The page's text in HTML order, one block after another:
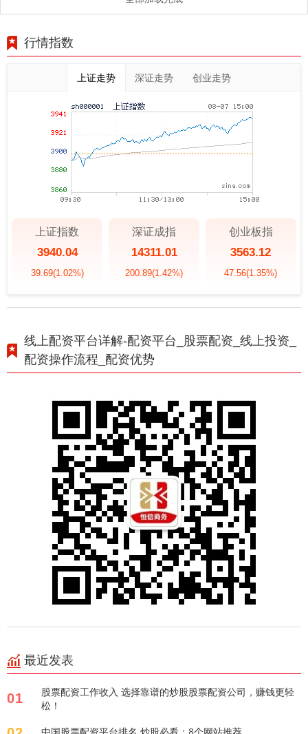
行情指数
上证走势 深证走势 创业走势
上证指数
3940.04
39.69(1.02%)
深证成指
14311.01
200.89(1.42%)
创业板指
3563.12
47.56(1.35%)
线上配资平台详解-配资平台_股票配资_线上投资_
配资操作流程_配资优势
最近发表
01
股票配资工作收入 选择靠谱的炒股股票配资公司，赚钱更轻
松！
中国股票配资平台排名 炒股必看：8个网站推荐